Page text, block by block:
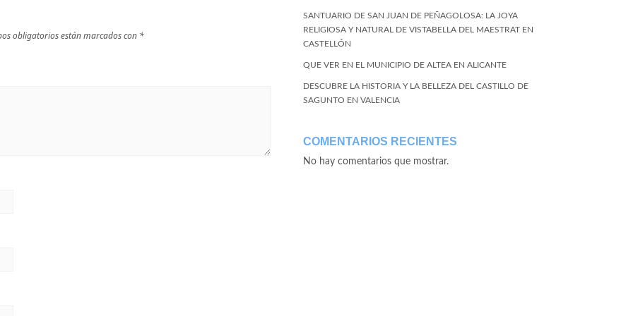
obligatorios están marcados con *
SANTUARIO DE SAN JUAN DE PEÑAGOLOSA: LA JOYA
RELIGIOSA Y NATURAL DE VISTABELLA DEL MAESTRAT EN
CASTELLÓN
QUE VER EN EL MUNICIPIO DE ALTEA EN ALICANTE
DESCUBRE LA HISTORIA Y LA BELLEZA DEL CASTILLO DE
SAGUNTO EN VALENCIA
COMENTARIOS RECIENTES
No hay comentarios que mostrar.